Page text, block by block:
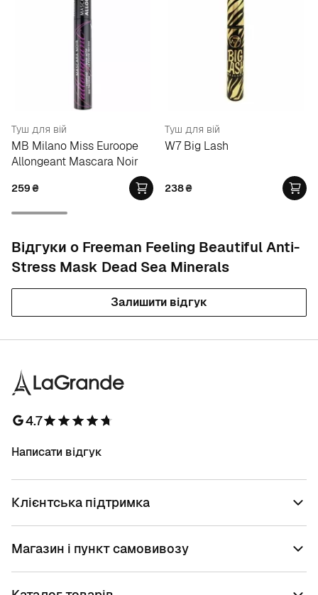
Туш для вій
MB Milano Miss Euroope
Allongeant Mascara Noir
259₴
Туш для вій
W7 Big Lash
238₴
Відгуки о Freeman Feeling Beautiful Anti-
Stress Mask Dead Sea Minerals
Залишити відгук
4.7
Написати відгук
Клієнтська підтримка
Магазин і пункт самовивозу